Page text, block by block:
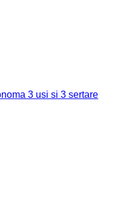
3 usi si 3 sertare